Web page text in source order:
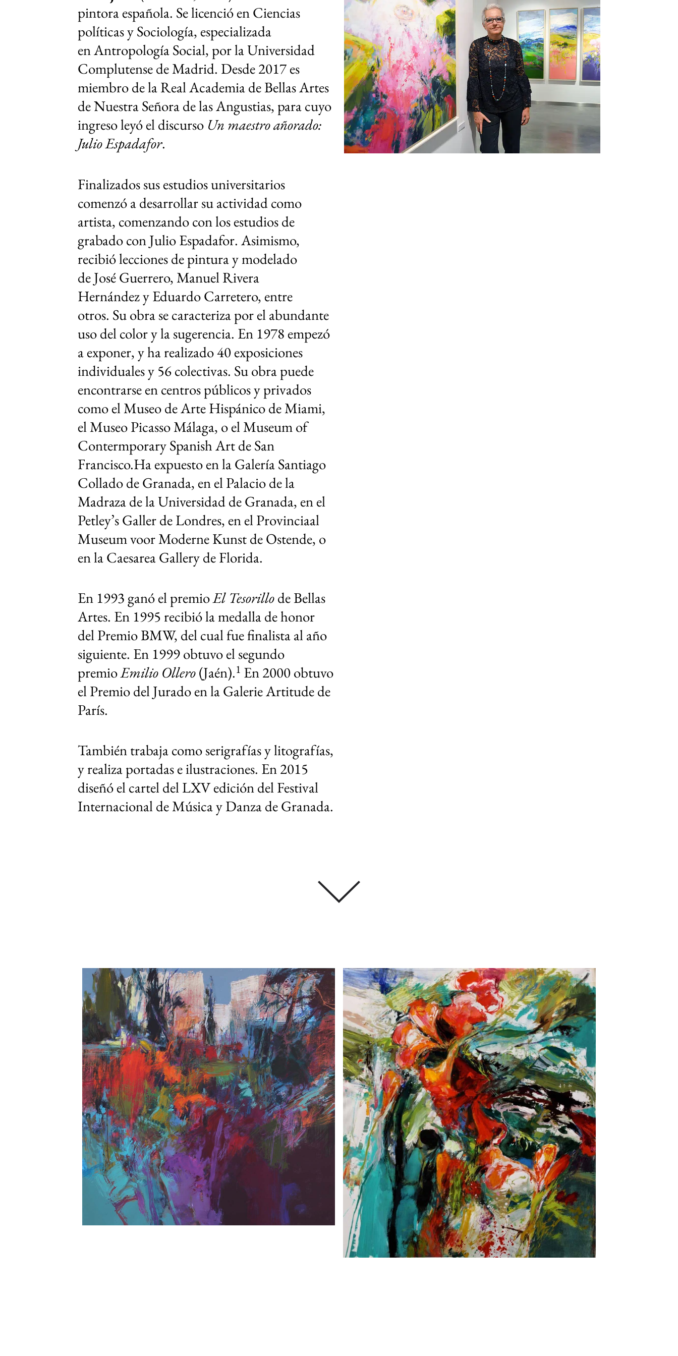
pintoraespañola. Se licenció enCiencias
políticasySociología, especializada
enAntropología Social, por laUniversidad
Complutense de Madrid. Desde 2017 es
miembro de laReal Academia de Bellas Artes
de Nuestra Señora de las Angustias, para cuyo
ingreso leyó el discurso Un maestro añorado:
Julio Espadafor.​
Finalizados sus estudios universitarios
comenzó a desarrollar su actividad como
artista, comenzando con los estudios de
grabado conJulio Espadafor. Asimismo,
recibió lecciones de pintura y modelado
deJosé Guerrero,Manuel Rivera
HernándezyEduardo Carretero, entre
otros. Su obra se caracteriza por el abundante
uso del color y la sugerencia. En 1978 empezó
a exponer, y ha realizado 40 exposiciones
individuales y 56 colectivas. Su obra puede
encontrarse en centros públicos y privados
como elMuseo de Arte Hispánico de Miami,
elMuseo Picasso Málaga, o elMuseum of
Contermporary Spanish ArtdeSan
Francisco.Ha expuesto en la Galería Santiago
Collado de Granada, en elPalacio de la
Madrazade laUniversidad de Granada, en el
Petley’s Galler deLondres, en elProvinciaal
Museum voor Moderne KunstdeOstende, o
en la Caesarea Gallery deFlorida.
En 1993 ganó el premioEl Tesorillode Bellas
Artes. En 1995 recibió la medalla de honor
del Premio BMW, del cual fue finalista al año
siguiente. En 1999 obtuvo el segundo
premioEmilio Ollero(Jaén).1 ​ En 2000 obtuvo
el Premio del Jurado en la Galerie Artitude de
París.​
También trabaja como serigrafías y litografías,
y realiza portadas e ilustraciones. En 2015
diseñó el cartel del LXV edición delFestival
Internacional de Música y Danza de Granada.